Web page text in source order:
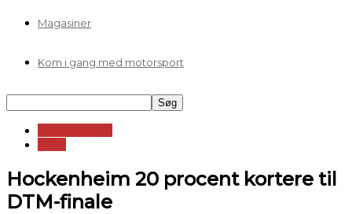
Magasiner
Kom i gang med motorsport
Hockenheim 20 procent kortere til
DTM-finale